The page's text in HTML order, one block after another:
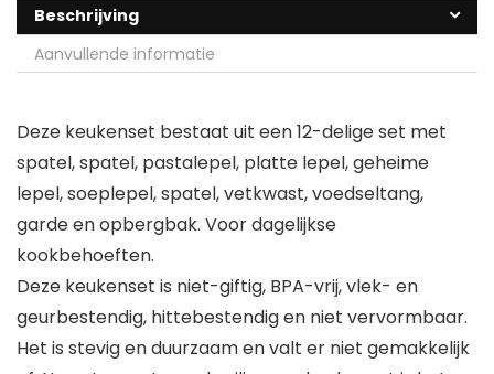
Beschrijving
Aanvullende informatie
Deze keukenset bestaat uit een 12-delige set met
spatel, spatel, pastalepel, platte lepel, geheime
lepel, soeplepel, spatel, vetkwast, voedseltang,
garde en opbergbak. Voor dagelijkse
kookbehoeften.
Deze keukenset is niet-giftig, BPA-vrij, vlek- en
geurbestendig, hittebestendig en niet vervormbaar.
Het is stevig en duurzaam en valt er niet gemakkelijk